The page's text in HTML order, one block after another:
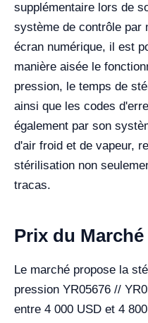
supplémentaire lors de
système de contrôle par
écran numérique, il est
manière aisée le
pression, le temps de
ainsi que les codes
également par son
d'air froid et de vapeur,
stérilisation non
tracas.
Prix du Marché
Le marché propose la
pression YR05676 //
entre 4 000 USD et 4